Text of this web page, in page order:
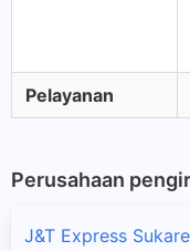
Pelayanan
Perusahaan
J&T Express